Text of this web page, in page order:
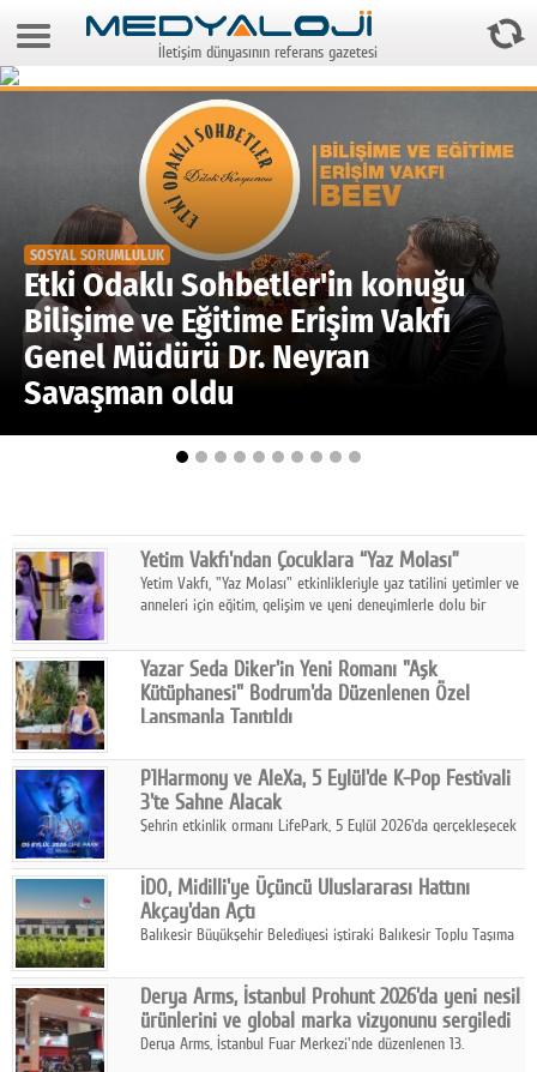
9 Ağustos 2026 2:29:18
Video Galeri
Gazeteler
Medya
Reyting-tiraj
Teknoloji
Televizyon
Facebook
Diziler
Karikatür
Youtube
Polemik
Reklam
Yazarlar
Künye
SOSYAL MEDYA
Facebook
Twitter
İletişim dünyasının referans gazetesi
SOSYAL SORUMLULUK
Etki Odaklı Sohbetler'in konuğu
Bilişime ve Eğitime Erişim Vakfı
Genel Müdürü Dr. Neyran
Savaşman oldu
Yetim Vakfı'ndan Çocuklara “Yaz Molası”
Yetim Vakfı, "Yaz Molası" etkinlikleriyle yaz tatilini yetimler ve
anneleri için eğitim, gelişim ve yeni deneyimlerle dolu bir
Yazar Seda Diker'in Yeni Romanı "Aşk
Kütüphanesi" Bodrum'da Düzenlenen Özel
Lansmanla Tanıtıldı
Diker'in 13. kitabı “Aşk Kütüphanesi” 6 Ağustos'ta Casa dell'Arte
Bodrum'da düzenlenen özel lansmanla okurlarıyla buluştu.
P1Harmony ve AleXa, 5 Eylül'de K-Pop Festivali
3'te Sahne Alacak
Şehrin etkinlik ormanı LifePark, 5 Eylül 2026'da gerçekleşecek
haritasında önemli bir destinasyon haline getirmeye
hazırlanıyor.
İDO, Midilli'ye Üçüncü Uluslararası Hattını
Akçay'dan Açtı
Balıkesir Büyükşehir Belediyesi iştiraki Balıkesir Toplu Taşıma
Midilli hattının resmi açılışı gerçekleştirildi.
Derya Arms, İstanbul Prohunt 2026'da yeni nesil
ürünlerini ve global marka vizyonunu sergiledi
Derya Arms, İstanbul Fuar Merkezi'nde düzenlenen 13.